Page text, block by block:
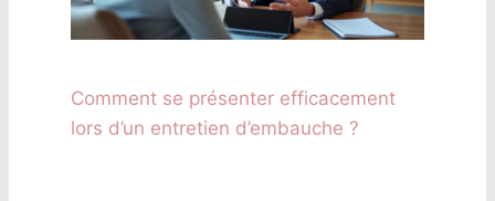
Comment se présenter efficacement
lors d’un entretien d’embauche ?